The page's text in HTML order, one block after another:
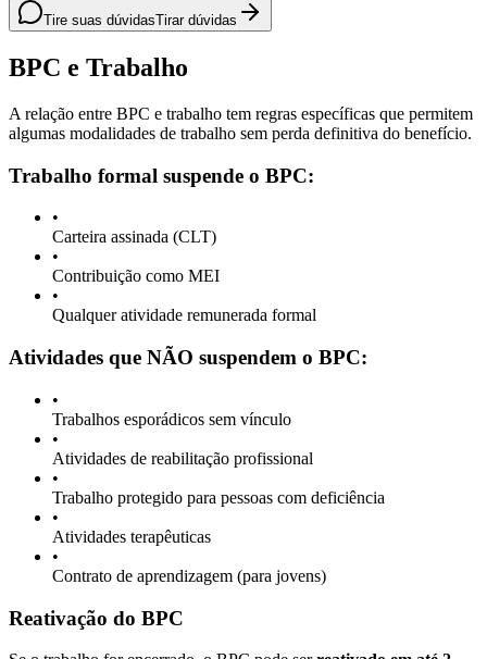
Tire suas dúvidasTirar dúvidas
BPC e Trabalho
A relação entre BPC e trabalho tem regras específicas que permitem
algumas modalidades de trabalho sem perda definitiva do benefício.
Trabalho formal suspende o BPC:
•
Carteira assinada (CLT)
•
Contribuição como MEI
•
Qualquer atividade remunerada formal
Atividades que NÃO suspendem o BPC:
•
Trabalhos esporádicos sem vínculo
•
Atividades de reabilitação profissional
•
Trabalho protegido para pessoas com deficiência
•
Atividades terapêuticas
•
Contrato de aprendizagem (para jovens)
Reativação do BPC